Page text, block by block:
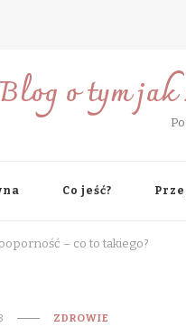
Blog o tym jak
Co jeść?
– co to takiego?
ZDROWIE